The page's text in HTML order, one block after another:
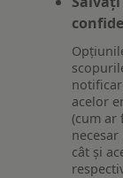
acelor
(cum ar
cât și